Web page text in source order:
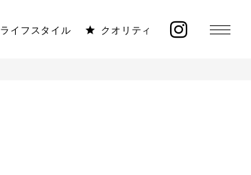
ライフスタイル クオリティ